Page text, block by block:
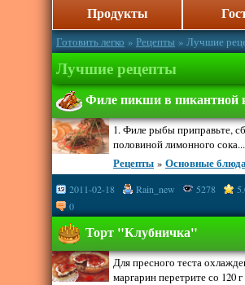
Продукты
Готовить легко » Рецепты » Лучшие
Лучшие рецепты
Филе пикши в пикантной
1. Филе рыбы приправьте,
половиной лимонного сока...
Рецепты » Основные
2011-02-18 Rain_new 5278
0
Торт "Клубничка"
Для пресного теста
маргарин перетрите со 120